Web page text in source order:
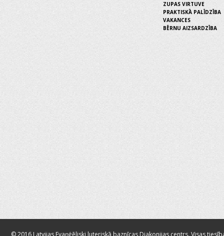
ZUPAS VIRTUVE
PRAKTISKĀ PALĪDZĪBA
VAKANCES
BĒRNU AIZSARDZĪBA
© 2016 Latvijas Evaņģēliski luteriskā baznīcas Diakonijas centrs. Visas